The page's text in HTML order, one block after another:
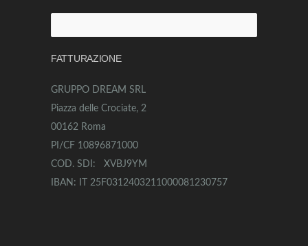
per:
FATTURAZIONE
GRUPPO DREAM SRL
Piazza delle Crociate, 2
00162 Roma
PI/CF 10896871000
COD. SDI: XVBJ9YM
IBAN: IT 25F0312403211000081230757